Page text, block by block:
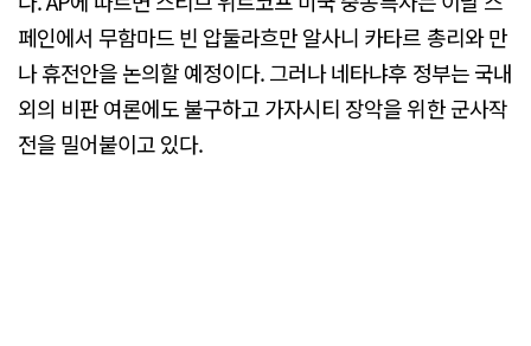
페인에서 무함마드 빈 압둘라흐만 알사니 카타르 총리와 만
나 휴전안을 논의할 예정이다. 그러나 네타냐후 정부는 국내
외의 비판 여론에도 불구하고 가자시티 장악을 위한 군사작
전을 밀어붙이고 있다.